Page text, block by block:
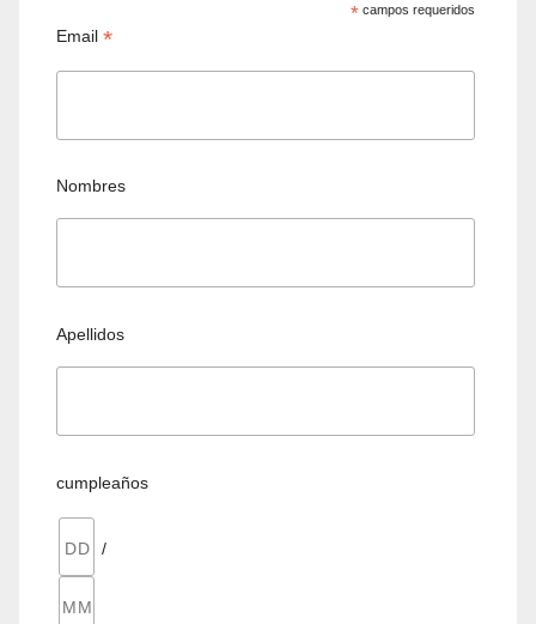
* campos requeridos
Email*
Nombres
Apellidos
cumpleaños
/